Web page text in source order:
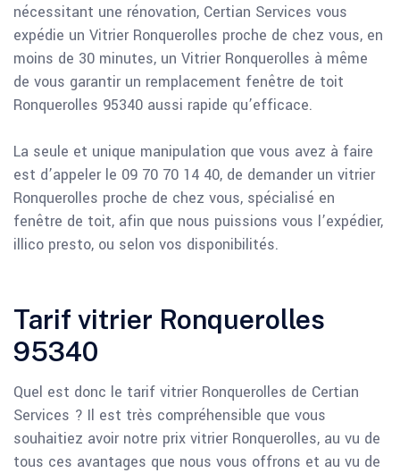
nécessitant une rénovation, Certian Services vous
expédie un Vitrier Ronquerolles proche de chez vous, en
moins de 30 minutes, un Vitrier Ronquerolles à même
de vous garantir un remplacement fenêtre de toit
Ronquerolles 95340 aussi rapide qu’efficace.
La seule et unique manipulation que vous avez à faire
est d’appeler le 09 70 70 14 40, de demander un vitrier
Ronquerolles proche de chez vous, spécialisé en
fenêtre de toit, afin que nous puissions vous l’expédier,
illico presto, ou selon vos disponibilités.
Tarif vitrier Ronquerolles
95340
Quel est donc le tarif vitrier Ronquerolles de Certian
Services ? Il est très compréhensible que vous
souhaitiez avoir notre prix vitrier Ronquerolles, au vu de
tous ces avantages que nous vous offrons et au vu de